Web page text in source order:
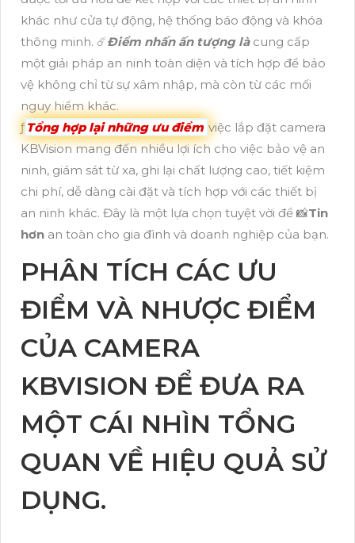
khác như cửa tự động, hệ thống báo động và khóa
thông minh. ☄️Điểm nhấn ấn tượng làcung cấp
một giải pháp an ninh toàn diện và tích hợp để bảo
vệ không chỉ từ sự xâm nhập, mà còn từ các mối
nguy hiểm khác.
ƒ Tổng hợp lại những ưu điểm việc lắp đặt camera
KBVision mang đến nhiều lợi ích cho việc bảo vệ an
ninh, giám sát từ xa, ghi lại chất lượng cao, tiết kiệm
chi phí, dễ dàng cài đặt và tích hợp với các thiết bị
an ninh khác. Đây là một lựa chọn tuyệt vời để 📸Tin
hơn an toàn cho gia đình và doanh nghiệp của bạn.
PHÂN TÍCH CÁC ƯU
ĐIỂM VÀ NHƯỢC ĐIỂM
CỦA CAMERA
KBVISION ĐỂ ĐƯA RA
MỘT CÁI NHÌN TỔNG
QUAN VỀ HIỆU QUẢ SỬ
DỤNG.